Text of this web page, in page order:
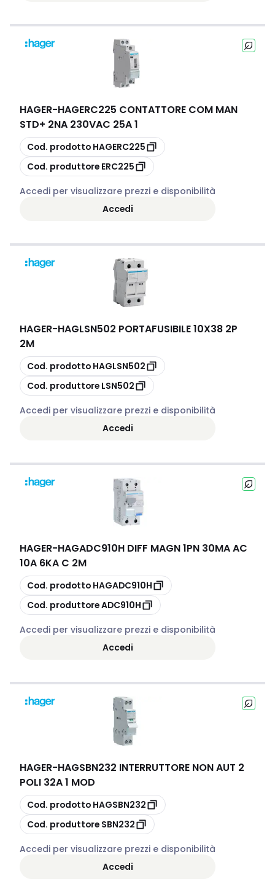
HAGER-HAGERC225 CONTATTORE COM MAN
STD+ 2NA 230VAC 25A 1
copia
Cod. prodotto HAGERC225
copia
Cod. produttore ERC225
Accedi per visualizzare prezzi e disponibilità
Accedi
HAGER-HAGLSN502 PORTAFUSIBILE 10X38 2P
2M
copia
Cod. prodotto HAGLSN502
copia
Cod. produttore LSN502
Accedi per visualizzare prezzi e disponibilità
Accedi
HAGER-HAGADC910H DIFF MAGN 1PN 30MA AC
10A 6KA C 2M
copia
Cod. prodotto HAGADC910H
copia
Cod. produttoreADC910H
Accedi per visualizzare prezzi e disponibilità
Accedi
HAGER-HAGSBN232 INTERRUTTORE NON AUT 2
POLI 32A 1 MOD
copia
Cod. prodotto HAGSBN232
copia
Cod. produttore SBN232
Accedi per visualizzare prezzi e disponibilità
Accedi